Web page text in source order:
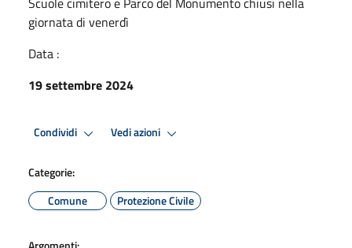
giornata di venerdì
Data :
19 settembre 2024
Condividi Vedi azioni
Categorie:
Comune
Protezione Civile